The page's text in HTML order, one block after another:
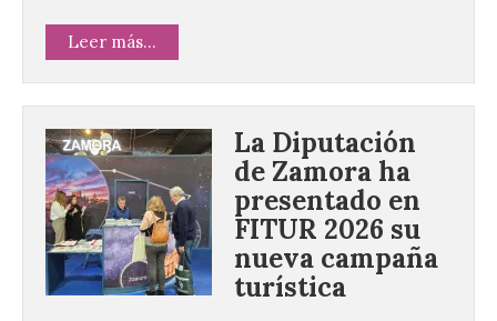
Leer más...
La Diputación
de Zamora ha
presentado en
FITUR 2026 su
nueva campaña
turística